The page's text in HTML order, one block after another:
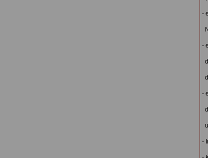
-
-
-
-